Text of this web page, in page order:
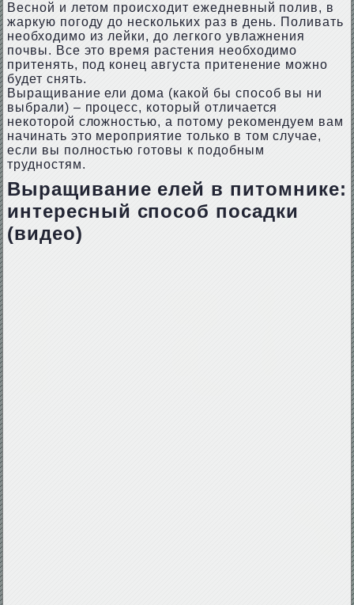
Весной и летом происходит ежедневный полив, в
жаркую погоду до нескольких раз в день. Поливать
необходимо из лейки, до легкого увлажнения
почвы. Все это время растения необходимо
притенять, под конец августа притенение можно
будет снять.
Выращивание ели дома (какой бы способ вы ни
выбрали) – процесс, который отличается
некоторой сложностью, а потому рекомендуем вам
начинать это мероприятие только в том случае,
если вы полностью готовы к подобным
трудностям.
Выращивание елей в питомнике:
интересный способ посадки
(видео)